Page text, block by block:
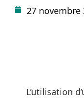
27 novembre
L’utilisation